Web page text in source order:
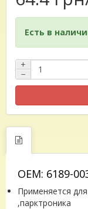
Есть в
+
−
OEM: 6189-
Применяется
,парктроника